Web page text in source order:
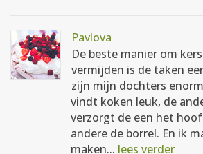
Pavlova
De beste manier om
vermijden is de taken
zijn mijn dochters
vindt koken leuk, de
verzorgt de een het
andere de borrel. En ik
maken... lees verder